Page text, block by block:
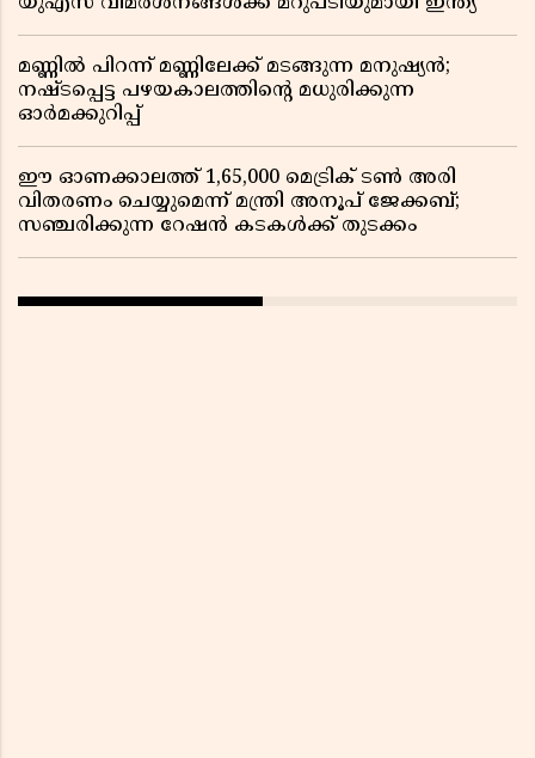
മണ്ണിൽ പിറന്ന് മണ്ണിലേക്ക് മടങ്ങുന്ന മനുഷ്യൻ;
നഷ്ടപ്പെട്ട പഴയകാലത്തിൻ്റെ മധുരിക്കുന്ന
ഓർമക്കുറിപ്പ്
ഈ ഓണക്കാലത്ത് 1,65,000 മെട്രിക് ടൺ അരി
വിതരണം ചെയ്യുമെന്ന് മന്ത്രി അനൂപ് ജേക്കബ്;
സഞ്ചരിക്കുന്ന റേഷൻ കടകൾക്ക് തുടക്കം